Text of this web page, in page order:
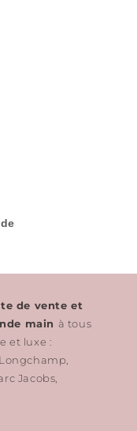
de vente et
main à tous
et luxe :
Jacobs,